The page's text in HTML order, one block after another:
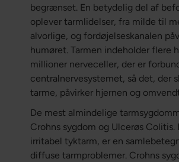
begrænset. En betydelig del af
oplever tarmlidelser, fra milde til
alvorlige, og fordøjelseskanalen
humøret. Tarmen indeholder flere
millioner nerveceller, der er
centralnervesystemet, så det, der
tarme, påvirker hjernen og
De mest almindelige
Crohns sygdom og Ulcerøs Colitis.
irritabel tyktarm, er en
diffuse tarmproblemer. Crohns